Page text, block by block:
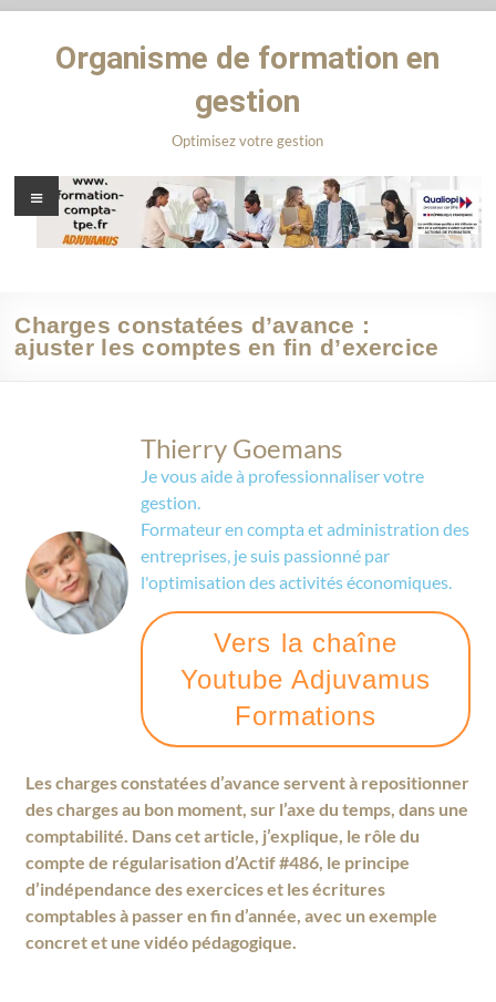
Organisme de formation en
gestion
Optimisez votre gestion
Charges constatées d’avance :
ajuster les comptes en fin d’exercice
Thierry Goemans
Je vous aide à professionnaliser votre
gestion.
Formateur en compta et administration des
entreprises, je suis passionné par
l'optimisation des activités économiques.
Vers la chaîne
Youtube Adjuvamus
Formations
Les charges constatées d’avance servent à repositionner
des charges au bon moment, sur l’axe du temps, dans une
comptabilité. Dans cet article, j’explique, le rôle du
compte de régularisation d’Actif #486, le principe
d’indépendance des exercices et les écritures
comptables à passer en fin d’année, avec un exemple
concret et une vidéo pédagogique.